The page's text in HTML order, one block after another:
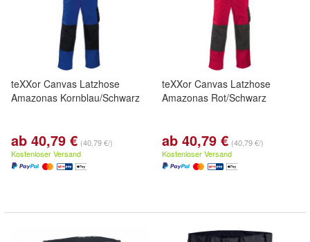
teXXor Canvas Latzhose
Amazonas Kornblau/Schwarz
ab 40,79 € (40,79 €/)
Kostenloser Versand
teXXor Canvas Latzhose
Amazonas Rot/Schwarz
ab 40,79 € (40,79 €/)
Kostenloser Versand